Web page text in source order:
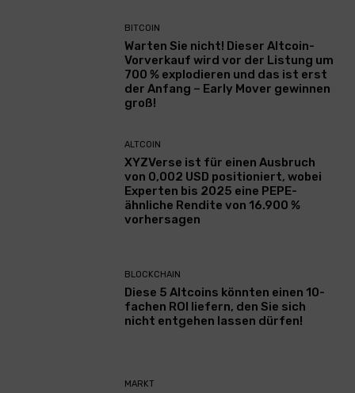
BITCOIN
Warten Sie nicht! Dieser Altcoin-
Vorverkauf wird vor der Listung um
700 % explodieren und das ist erst
der Anfang – Early Mover gewinnen
groß!
ALTCOIN
XYZVerse ist für einen Ausbruch
von 0,002 USD positioniert, wobei
Experten bis 2025 eine PEPE-
ähnliche Rendite von 16.900 %
vorhersagen
BLOCKCHAIN
Diese 5 Altcoins könnten einen 10-
fachen ROI liefern, den Sie sich
nicht entgehen lassen dürfen!
MARKT